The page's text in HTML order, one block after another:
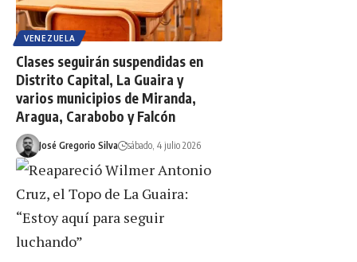
VENEZUELA
Clases seguirán suspendidas en
Distrito Capital, La Guaira y
varios municipios de Miranda,
Aragua, Carabobo y Falcón
José Gregorio Silva sábado, 4 julio 2026